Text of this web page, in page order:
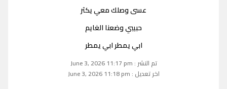
عسى وصلك معي يكثر
حبيبي وضعنا الغايم
ابي يمطر ابي يمطر
تم النشر : June 3, 2026 11:17 pm
اخر تعديل : June 3, 2026 11:18 pm